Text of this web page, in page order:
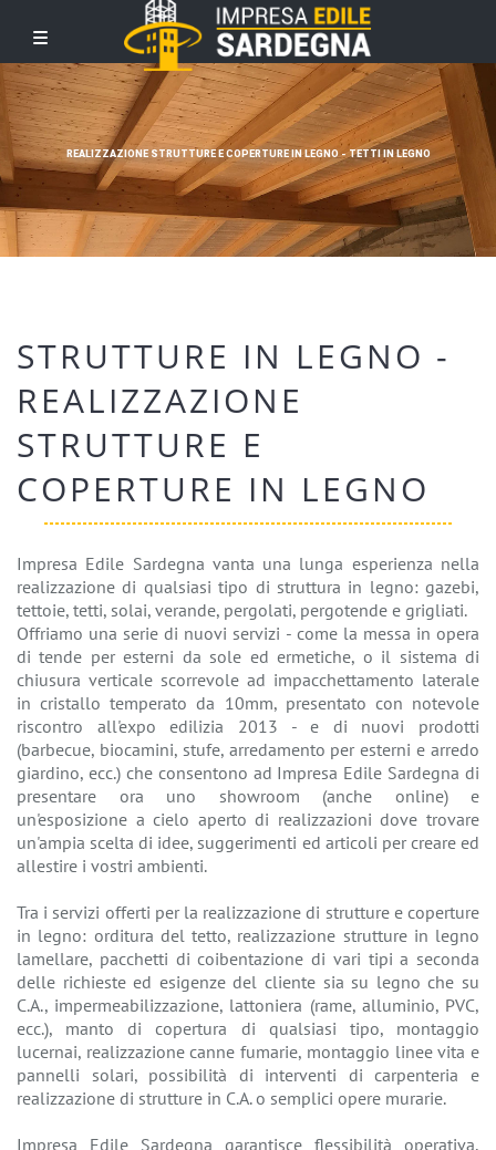
REALIZZAZIONE STRUTTURE E COPERTURE IN LEGNO - TETTI IN LEGNO
STRUTTURE IN LEGNO -
REALIZZAZIONE
STRUTTURE E
COPERTURE IN LEGNO
Impresa Edile Sardegna vanta una lunga esperienza nella
realizzazione di qualsiasi tipo di struttura in legno: gazebi,
tettoie, tetti, solai, verande, pergolati, pergotende e grigliati.
Offriamo una serie di nuovi servizi - come la messa in opera
di tende per esterni da sole ed ermetiche, o il sistema di
chiusura verticale scorrevole ad impacchettamento laterale
in cristallo temperato da 10mm, presentato con notevole
riscontro all'expo edilizia 2013 - e di nuovi prodotti
(barbecue, biocamini, stufe, arredamento per esterni e arredo
giardino, ecc.) che consentono ad Impresa Edile Sardegna di
presentare ora uno showroom (anche online) e
un'esposizione a cielo aperto di realizzazioni dove trovare
un'ampia scelta di idee, suggerimenti ed articoli per creare ed
allestire i vostri ambienti.
Tra i servizi offerti per la realizzazione di strutture e coperture
in legno: orditura del tetto, realizzazione strutture in legno
lamellare, pacchetti di coibentazione di vari tipi a seconda
delle richieste ed esigenze del cliente sia su legno che su
C.A., impermeabilizzazione, lattoniera (rame, alluminio, PVC,
ecc.), manto di copertura di qualsiasi tipo, montaggio
lucernai, realizzazione canne fumarie, montaggio linee vita e
pannelli solari, possibilità di interventi di carpenteria e
realizzazione di strutture in C.A. o semplici opere murarie.
Impresa Edile Sardegna garantisce flessibilità operativa,